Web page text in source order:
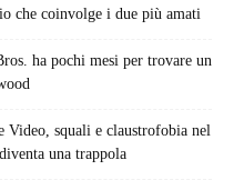
che coinvolge i due più amati
ha pochi mesi per trovare un
squali e claustrofobia nel
una trappola